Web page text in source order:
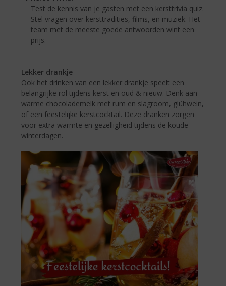
Test de kennis van je gasten met een kersttrivia quiz.
Stel vragen over kersttradities, films, en muziek. Het
team met de meeste goede antwoorden wint een
prijs.
Lekker drankje
Ook het drinken van een lekker drankje speelt een
belangrijke rol tijdens kerst en oud & nieuw. Denk aan
warme chocolademelk met rum en slagroom, glühwein,
of een feestelijke kerstcocktail. Deze dranken zorgen
voor extra warmte en gezelligheid tijdens de koude
winterdagen.